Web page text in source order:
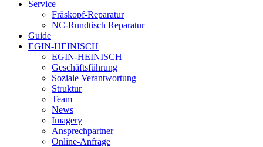
Service
Fräskopf-Reparatur
NC-Rundtisch Reparatur
Guide
EGIN-HEINISCH
EGIN-HEINISCH
Geschäftsführung
Soziale Verantwortung
Struktur
Team
News
Imagery
Ansprechpartner
Online-Anfrage